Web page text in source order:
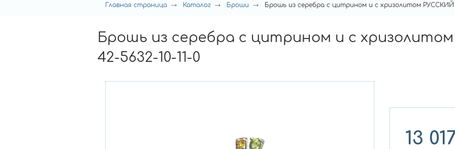
Главная страница Каталог Броши Брошь из серебра с цитрином и с хризолитом РУССКИЙ
Брошь из серебра с цитрином и с
42-5632-10-11-0
13